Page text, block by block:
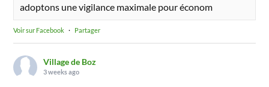
adoptons une vigilance maximale pour économ
Voir sur Facebook · Partager
Village de Boz
3 weeks ago